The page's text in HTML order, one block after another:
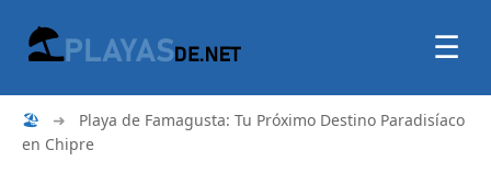
☰
🏖 ➜
Playa de Famagusta: Tu Próximo Destino Paradisíaco
en Chipre